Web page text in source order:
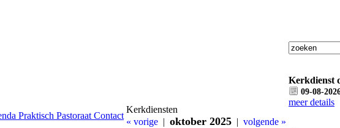
Praktisch Pastoraat Contact
Kerkdiensten
« vorige | oktober 2025 | volgende »
Kerkdienst
09-08-
meer details